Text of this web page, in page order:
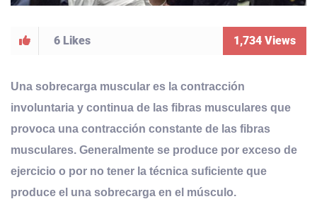
6 Likes 1,734 Views
Una sobrecarga muscular es la contracción
involuntaria y continua de las fibras musculares que
provoca una contracción constante de las fibras
musculares. Generalmente se produce por exceso de
ejercicio o por no tener la técnica suficiente que
produce el una sobrecarga en el músculo.